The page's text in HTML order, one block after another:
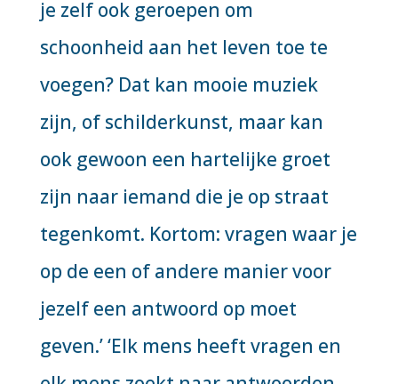
je zelf ook geroepen om
schoonheid aan het leven toe te
voegen? Dat kan mooie muziek
zijn, of schilderkunst, maar kan
ook gewoon een hartelijke groet
zijn naar iemand die je op straat
tegenkomt. Kortom: vragen waar je
op de een of andere manier voor
jezelf een antwoord op moet
geven.’ ‘Elk mens heeft vragen en